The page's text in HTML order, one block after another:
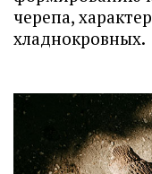
черепа,
хладнокровных.